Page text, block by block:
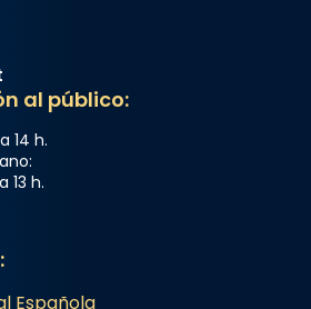
al público:
14 h.
13 h.
Española